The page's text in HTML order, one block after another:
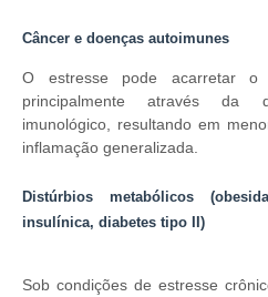
Câncer e doenças autoimunes
O estresse pode acarretar o
principalmente através da
imunológico, resultando em
inflamação generalizada.
Distúrbios metabólicos
insulínica, diabetes tipo II)
Sob condições de estresse